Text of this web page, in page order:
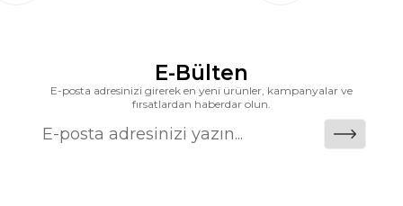
sunar. Teknoloji ve mağazacılığı bir araya
deneyimi sunmak ve bu konforu her eve taşımak
E-Bülten
E-posta adresinizi girerek en yeni ürünler, kampanyalar ve
fırsatlardan haberdar olun.